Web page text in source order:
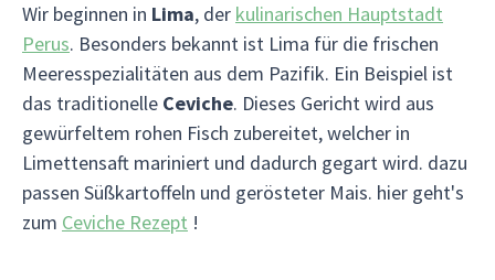
Wir beginnen in Lima, der kulinarischen Hauptstadt
Perus. Besonders bekannt ist Lima für die frischen
Meeresspezialitäten aus dem Pazifik. Ein Beispiel ist
das traditionelle Ceviche. Dieses Gericht wird aus
gewürfeltem rohen Fisch zubereitet, welcher in
Limettensaft mariniert und dadurch gegart wird. dazu
passen Süßkartoffeln und gerösteter Mais. hier geht's
zum Ceviche Rezept !